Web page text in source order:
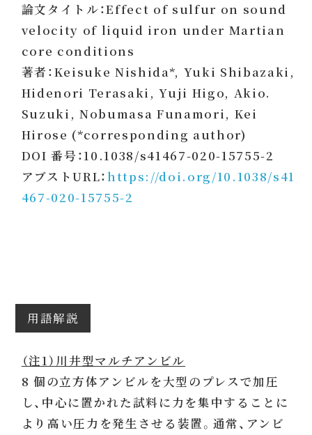
論文タイトル：Effect of sulfur on sound
velocity of liquid iron under Martian
core conditions
著者：Keisuke Nishida*, Yuki Shibazaki,
Hidenori Terasaki, Yuji Higo, Akio.
Suzuki, Nobumasa Funamori, Kei
Hirose (*corresponding author)
DOI 番号：10.1038/s41467-020-15755-2
アブストURL：https://doi.org/10.1038/s41
467-020-15755-2
用語解説
（注1）川井型マルチアンビル
8 個の立方体アンビルを大型のプレスで加圧
し、中心に置かれた試料に力を集中することに
より高い圧力を発生させる装置。通常、アンビ